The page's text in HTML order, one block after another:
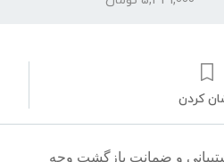
کردن
و ضمانت بازگشت وجه